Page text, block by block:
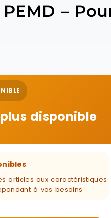
–
disponible
articles aux caractéristiques
à vos besoins.